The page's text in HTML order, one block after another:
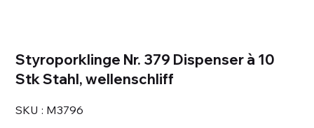
Styroporklinge Nr. 379 Dispenser à 10
Stk Stahl, wellenschliff
SKU : SKU
M3796
M3796